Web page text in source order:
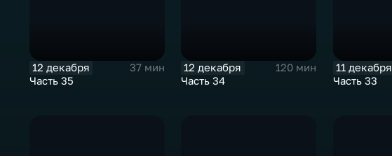
12 декабря
37 мин
Часть 35
12 декабря
120 мин
Часть 34
11 декабря
Часть 33